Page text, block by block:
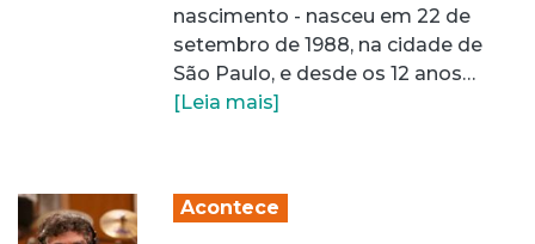
nascimento - nasceu em 22 de
setembro de 1988, na cidade de
São Paulo, e desde os 12 anos…
[Leia mais]
Acontece